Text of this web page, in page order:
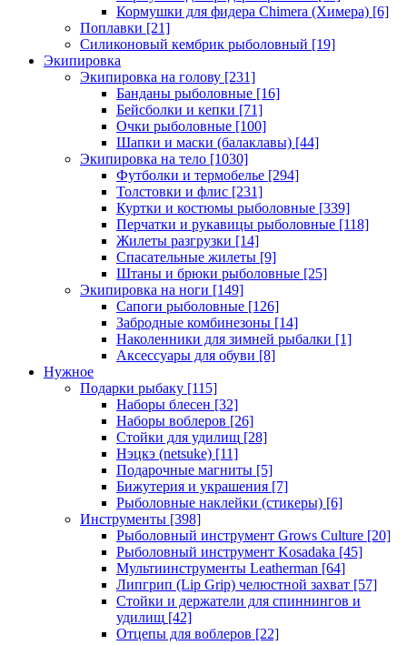
Кормушки для фидера Chimera (Химера) [6]
Поплавки [21]
Силиконовый кембрик рыболовный [19]
Экипировка
Экипировка на голову [231]
Банданы рыболовные [16]
Бейсболки и кепки [71]
Очки рыболовные [100]
Шапки и маски (балаклавы) [44]
Экипировка на тело [1030]
Футболки и термобелье [294]
Толстовки и флис [231]
Куртки и костюмы рыболовные [339]
Перчатки и рукавицы рыболовные [118]
Жилеты разгрузки [14]
Спасательные жилеты [9]
Штаны и брюки рыболовные [25]
Экипировка на ноги [149]
Сапоги рыболовные [126]
Забродные комбинезоны [14]
Наколенники для зимней рыбалки [1]
Аксессуары для обуви [8]
Нужное
Подарки рыбаку [115]
Наборы блесен [32]
Наборы воблеров [26]
Стойки для удилищ [28]
Нэцкэ (netsuke) [11]
Подарочные магниты [5]
Бижутерия и украшения [7]
Рыболовные наклейки (стикеры) [6]
Инструменты [398]
Рыболовный инструмент Grows Culture [20]
Рыболовный инструмент Kosadaka [45]
Мультиинструменты Leatherman [64]
Липгрип (Lip Grip) челюстной захват [57]
Стойки и держатели для спиннингов и
удилищ [42]
Отцепы для воблеров [22]